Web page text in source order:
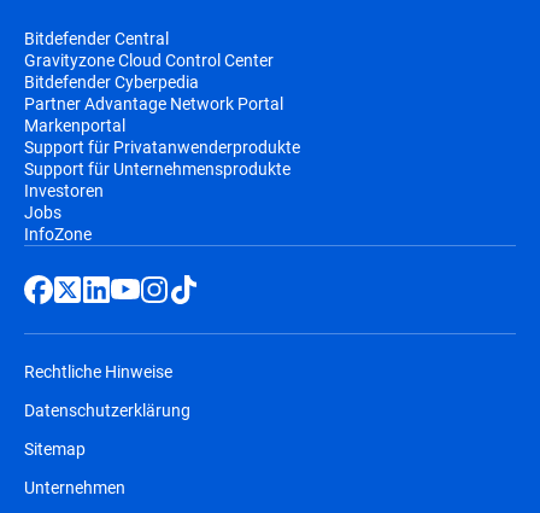
Bitdefender Central
Gravityzone Cloud Control Center
Bitdefender Cyberpedia
Partner Advantage Network Portal
Markenportal
Support für Privatanwenderprodukte
Support für Unternehmensprodukte
Investoren
Jobs
InfoZone
Rechtliche Hinweise
Datenschutzerklärung
Sitemap
Unternehmen